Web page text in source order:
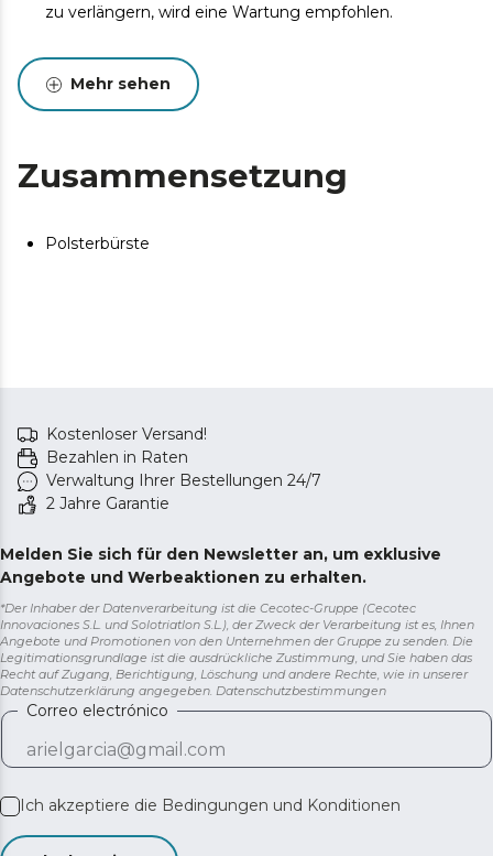
zu verlängern, wird eine Wartung empfohlen.
Mehr sehen
Zusammensetzung
Polsterbürste
Kostenloser Versand!
Bezahlen in Raten
Verwaltung Ihrer Bestellungen 24/7
2 Jahre Garantie
Melden Sie sich für den Newsletter an, um exklusive
Angebote und Werbeaktionen zu erhalten.
*Der Inhaber der Datenverarbeitung ist die Cecotec-Gruppe (Cecotec
Innovaciones S.L. und Solotriatlon S.L.), der Zweck der Verarbeitung ist es, Ihnen
Angebote und Promotionen von den Unternehmen der Gruppe zu senden. Die
Legitimationsgrundlage ist die ausdrückliche Zustimmung, und Sie haben das
Recht auf Zugang, Berichtigung, Löschung und andere Rechte, wie in unserer
Datenschutzerklärung angegeben. Datenschutzbestimmungen
Correo electrónico
Ich akzeptiere die Bedingungen und Konditionen